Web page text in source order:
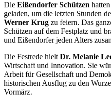
Die Eißendorfer Schützen
geladen, um die letzten Stunden
Werner Krug zu feiern. Das
Schützen auf dem Festplatz und
und Eißendorfer jeden Alters
Die Festrede hielt Dr. Melanie
Wirtschaft und Innovation. Sie
Arbeit für Gesellschaft und
historischen Ausflug zu den
Vormärz.